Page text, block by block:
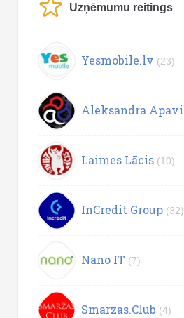
Uzņēmumu reitings
Yesmobile.lv (23)
Aleksandra Apavi
Laimes Lācis (10)
InCredit Group (32)
Nano IT (7)
Smarzas.Club (4)